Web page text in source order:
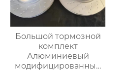
Большой тормозной
комплект
Алюминиевый
модифицированный